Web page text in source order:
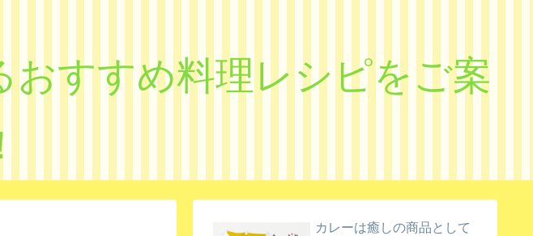
すすめ料理レシピをご案
カレーは癒しの商品として